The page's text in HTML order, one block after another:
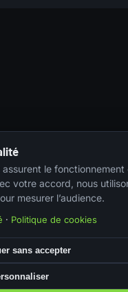
assurent le fonctionnement
votre accord, nous
mesurer l’audience.
· Politique de cookies
sans accepter